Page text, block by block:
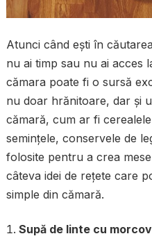
Atunci când ești în
nu ai timp sau nu ai acces
cămara poate fi o sursă
nu doar hrănitoare, dar și
cămară, cum ar fi
semințele, conservele de
folosite pentru a crea
câteva idei de rețete care
simple din cămară.
Supă de linte cu